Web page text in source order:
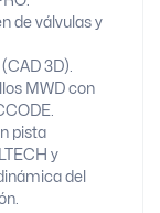
de válvulas y
3D).
MWD con
pista
y
del